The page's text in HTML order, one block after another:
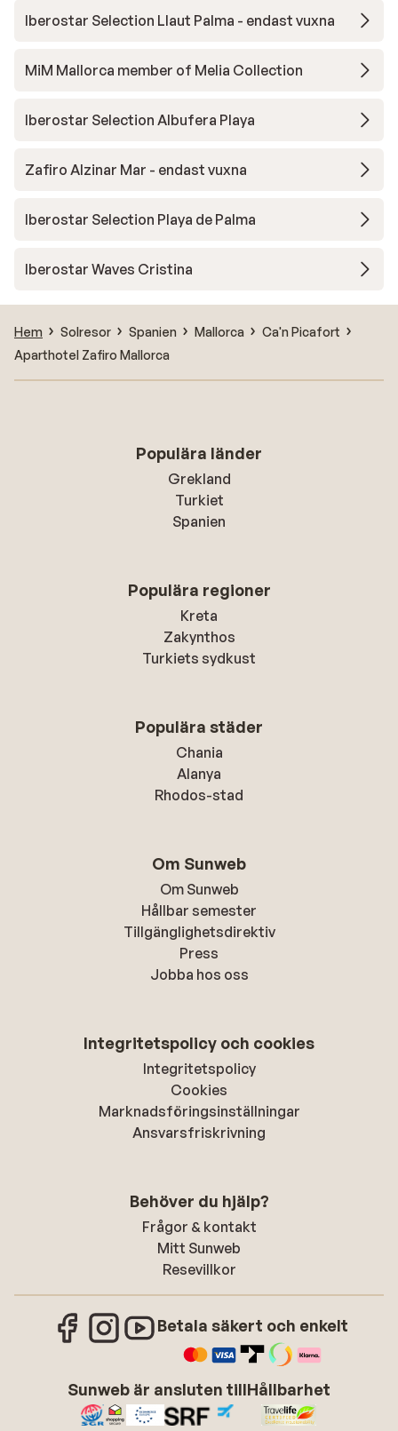
Iberostar Selection Llaut Palma - endast vuxna
MiM Mallorca member of Melia Collection
Iberostar Selection Albufera Playa
Zafiro Alzinar Mar - endast vuxna
Iberostar Selection Playa de Palma
Iberostar Waves Cristina
Hem Solresor Spanien Mallorca
Ca'n Picafort
Aparthotel Zafiro Mallorca
Populära länder
Grekland
Turkiet
Spanien
Populära regioner
Kreta
Zakynthos
Turkiets sydkust
Populära städer
Chania
Alanya
Rhodos-stad
Om Sunweb
Om Sunweb
Hållbar semester
Tillgänglighetsdirektiv
Press
Jobba hos oss
Integritetspolicy och cookies
Integritetspolicy
Cookies
Marknadsföringsinställningar
Ansvarsfriskrivning
Behöver du hjälp?
Frågor & kontakt
Mitt Sunweb
Resevillkor
Betala säkert och enkelt
Sunweb är ansluten tillHållbarhet